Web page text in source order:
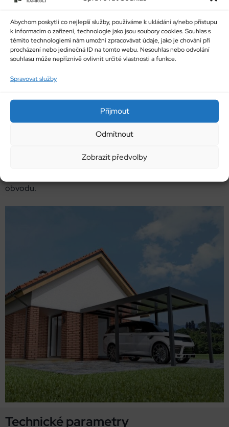
Abychom poskytli co nejlepší služby, používáme k ukládání a/nebo přístupu
k informacím o zařízení, technologie jako jsou soubory cookies. Souhlas s
těmito technologiemi nám umožní zpracovávat údaje, jako je chování při
procházení nebo jedinečná ID na tomto webu. Nesouhlas nebo odvolání
souhlasu může nepříznivě ovlivnit určité vlastnosti a funkce.
Spravovat služby
Příjmout
Odmítnout
Zobrazit předvolby
Konstrukce je celohliníková, lakovaná pomocí práškové
vypalované barvy .Jedná se o bezúdržbový systém s
dlouhou životností. Hliníková konstrukce přístřešku
je totožná s konstrukcíbioklimatické pergoly.
Přístřešek má tedy rovnou střechou, která je doplněna o
nosný trapézový plech (RAL 9006) nebo polykarbonát.
Přístřešek má integrovaný odvod vody uvnitř konstrukce a
provedení samostatně stojící nebo s kotvením do zdi.
obvodu.
Technické parametry